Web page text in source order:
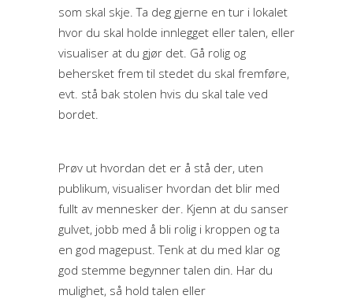
som skal skje. Ta deg gjerne en tur i lokalet
hvor du skal holde innlegget eller talen, eller
visualiser at du gjør det. Gå rolig og
behersket frem til stedet du skal fremføre,
evt. stå bak stolen hvis du skal tale ved
bordet.
Prøv ut hvordan det er å stå der, uten
publikum, visualiser hvordan det blir med
fullt av mennesker der. Kjenn at du sanser
gulvet, jobb med å bli rolig i kroppen og ta
en god magepust. Tenk at du med klar og
god stemme begynner talen din. Har du
mulighet, så hold talen eller